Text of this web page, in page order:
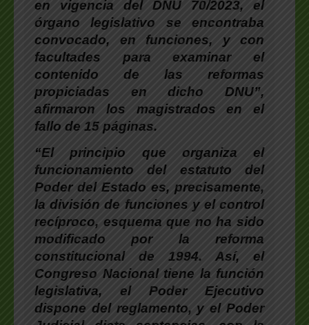
en vigencia del DNU 70/2023, el
órgano legislativo se encontraba
convocado, en funciones, y con
facultades para examinar el
contenido de las reformas
propiciadas en dicho DNU”,
afirmaron los magistrados en el
fallo de 15 páginas.
“El principio que organiza el
funcionamiento del estatuto del
Poder del Estado es, precisamente,
la división de funciones y el control
recíproco, esquema que no ha sido
modificado por la reforma
constitucional de 1994. Así, el
Congreso Nacional tiene la función
legislativa, el Poder Ejecutivo
dispone del reglamento, y el Poder